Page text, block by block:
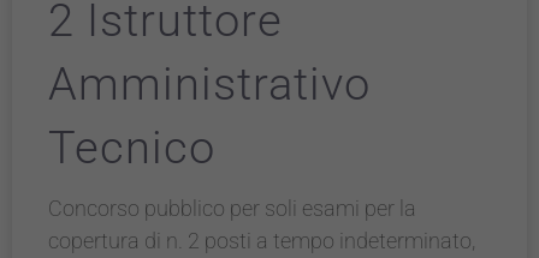
2 Istruttore
Amministrativo
Tecnico
Concorso pubblico per soli esami per la
copertura di n. 2 posti a tempo indeterminato,